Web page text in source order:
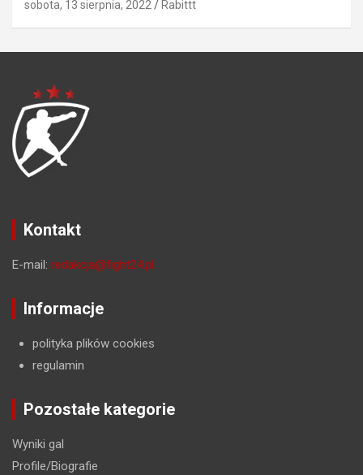
sobota, 13 sierpnia, 2022 Rabittt
Kontakt
E-mail: redakcja@fight24.pl
Informacje
polityka plików cookies
regulamin
Pozostałe kategorie
Wyniki gal
Profile/Biografie